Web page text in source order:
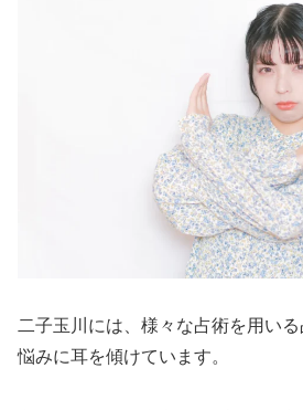
二子玉川には、様々な占術を用い
悩みに耳を傾けています。